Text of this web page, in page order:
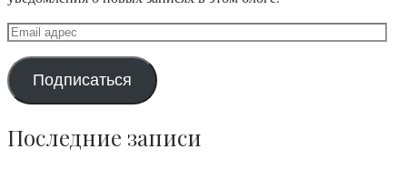
Email
Подписаться
Последние записи